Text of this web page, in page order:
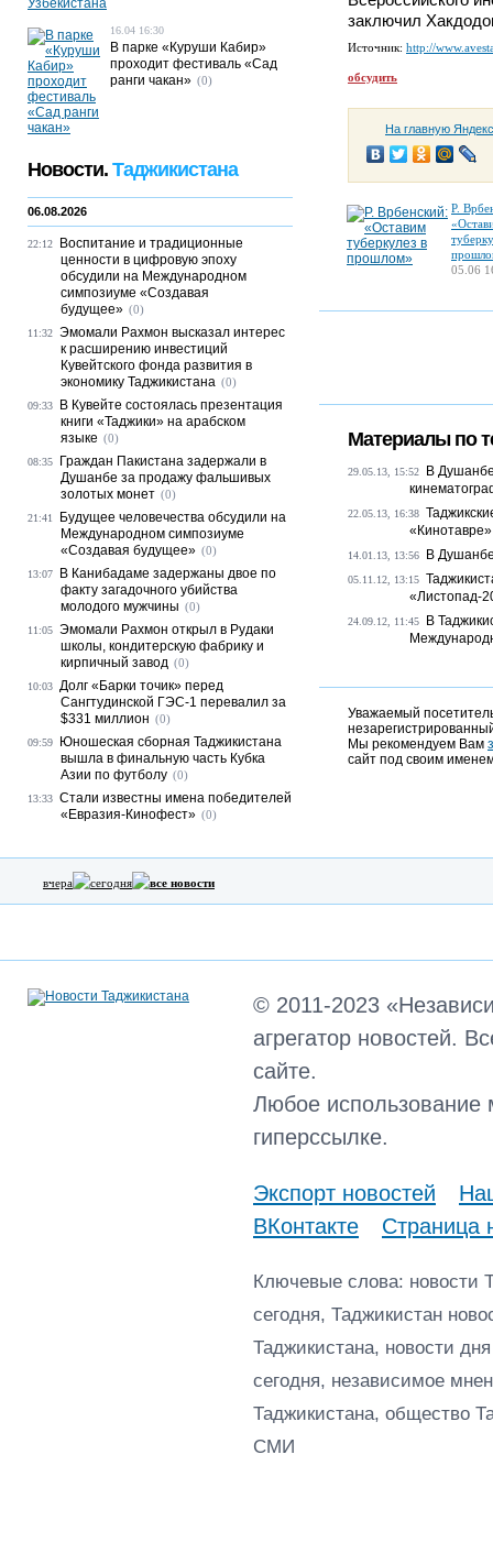
заключил
Источник: http://
обсудить
На главную
Р.
05.06
Материалы по
29.05.13, 15:52
В
22.05.13, 16:38
«Кинотавре»
14.01.13, 13:56 В Душанбе
05.11.12, 13:15
«Листопад-
24.09.12, 11:45
В
Уважаемый
Мы рекомендуем Вам
сайт под своим
16.04 16:30
В парке «Куруши Кабир»
проходит фестиваль «Сад
ранги чакан» (0)
Новости. Таджикистана
06.08.2026
22:12
Воспитание и традиционные
ценности в цифровую эпоху
обсудили на Международном
симпозиуме «Создавая
будущее» (0)
11:32 Эмомали Рахмон высказал интерес
к расширению инвестиций
Кувейтского фонда развития в
экономику Таджикистана (0)
09:33
В Кувейте состоялась презентация
книги «Таджики» на арабском
языке (0)
08:35
Граждан Пакистана задержали в
Душанбе за продажу фальшивых
золотых монет (0)
21:41
Будущее человечества обсудили на
Международном симпозиуме
«Создавая будущее» (0)
13:07
В Канибадаме задержаны двое по
факту загадочного убийства
молодого мужчины (0)
11:05 Эмомали Рахмон открыл в Рудаки
школы, кондитерскую фабрику и
кирпичный завод (0)
10:03 Долг «Барки точик» перед
Сангтудинской ГЭС-1 перевалил за
$331 миллион (0)
09:59
Юношеская сборная Таджикистана
вышла в финальную часть Кубка
Азии по футболу (0)
13:33 Стали известны имена победителей
«Евразия-Кинофест» (0)
вчера сегодня все новости
© 2011-2023
агрегатор новостей.
сайте.
Любое использование
гиперссылке.
Экспорт новостей
ВКонтакте
Страница
Ключевые слова: новости
сегодня, Таджикистан
Таджикистана, новости
сегодня, независимое
Таджикистана, общество
СМИ